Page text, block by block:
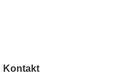
Kontakt